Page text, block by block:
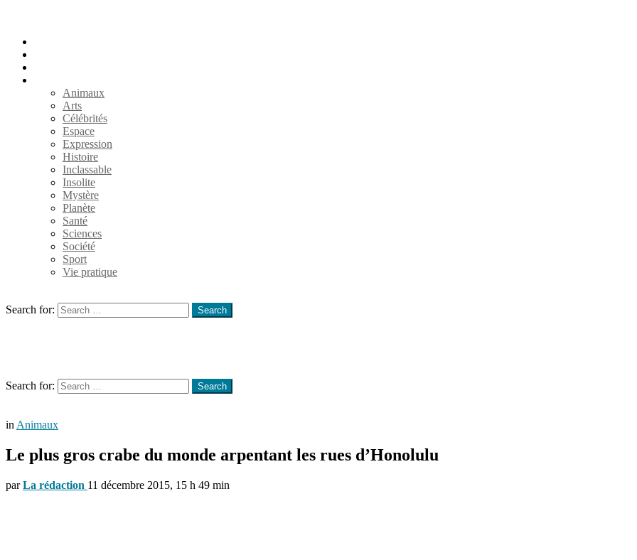
Animaux
Arts
Célébrités
Espace
Expression
Histoire
Inclassable
Insolite
Mystère
Planète
Santé
Sciences
Société
Sport
Vie pratique
Search for:
Search
Search for:
Search
in Animaux
Le plus gros crabe du monde arpentant les rues d’Honolulu
par La rédaction 11 décembre 2015, 15 h 49 min